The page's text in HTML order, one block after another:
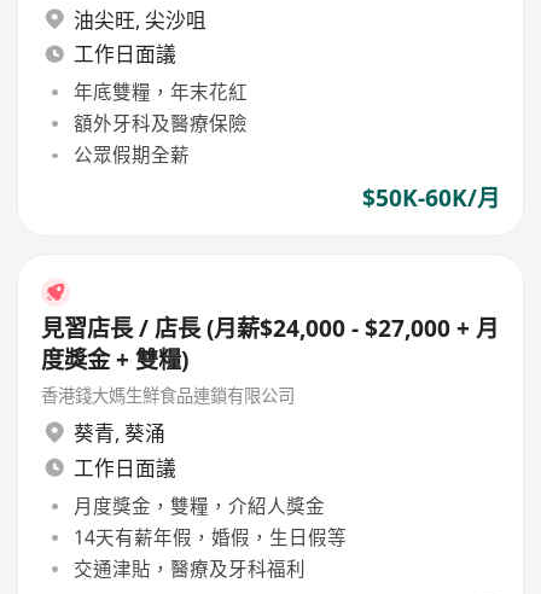
油尖旺, 尖沙咀
工作日面議
年底雙糧，年末花紅
額外牙科及醫療保險
公眾假期全薪
$50K-60K/月
見習店長 / 店長 (月薪$24,000 - $27,000 + 月
度獎金 + 雙糧)
香港錢大媽生鮮食品連鎖有限公司
葵青, 葵涌
工作日面議
月度獎金，雙糧，介紹人獎金
14天有薪年假，婚假，生日假等
交通津貼，醫療及牙科福利